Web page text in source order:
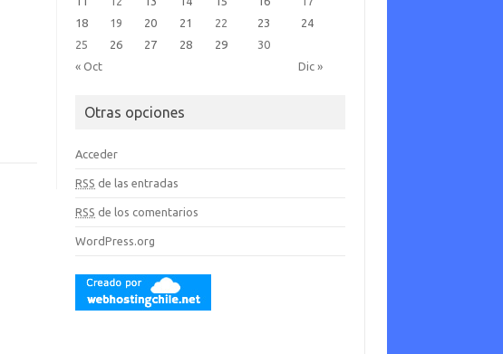
« Oct Dic »
18
19 20 21 22 23
24
25
26 27 28 29 30
Otras opciones
Acceder
RSS de las entradas
RSS de los comentarios
WordPress.org